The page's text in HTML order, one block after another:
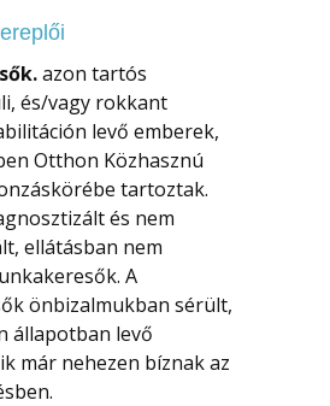
azon tartós
és/vagy rokkant
levő emberek,
Otthon Közhasznú
tartoztak.
és nem
ellátásban nem
A
önbizalmukban sérült,
állapotban levő
már nehezen bíznak az